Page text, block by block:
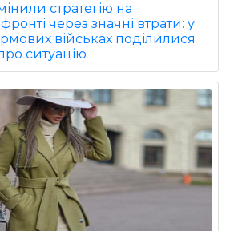
стратегію на
через значні втрати: у
військах поділилися
ситуацію